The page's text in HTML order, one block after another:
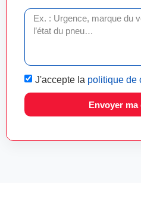
J'accepte la politique de
Envoyer ma